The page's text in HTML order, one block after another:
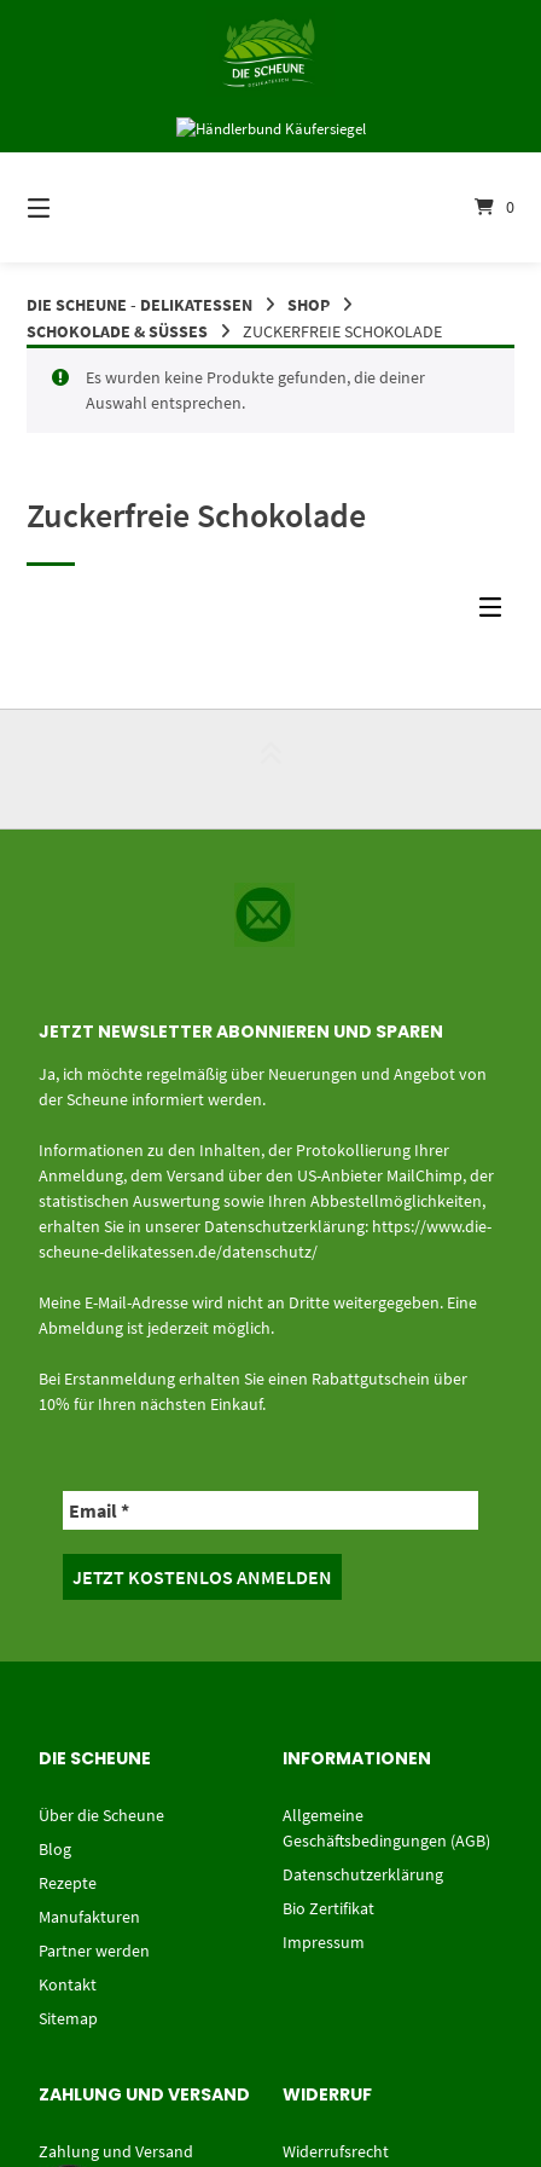
0
DIE SCHEUNE - DELIKATESSEN
SHOP
SCHOKOLADE & SÜSSES
ZUCKERFREIE SCHOKOLADE
Zuckerfreie Schokolade
Es wurden keine Produkte gefunden, die deiner
Auswahl entsprechen.
JETZT NEWSLETTER ABONNIEREN UND SPAREN
Ja, ich möchte regelmäßig über Neuerungen und Angebot von
der Scheune informiert werden.
Informationen zu den Inhalten, der Protokollierung Ihrer
Anmeldung, dem Versand über den US-Anbieter MailChimp, der
statistischen Auswertung sowie Ihren Abbestellmöglichkeiten,
erhalten Sie in unserer Datenschutzerklärung: https://www.die-
scheune-delikatessen.de/datenschutz/
Meine E-Mail-Adresse wird nicht an Dritte weitergegeben. Eine
Abmeldung ist jederzeit möglich.
Bei Erstanmeldung erhalten Sie einen Rabattgutschein über
10% für Ihren nächsten Einkauf.
DIE SCHEUNE
Über die Scheune
Blog
Rezepte
Manufakturen
Partner werden
Kontakt
Sitemap
INFORMATIONEN
Allgemeine
Geschäftsbedingungen (AGB)
Datenschutzerklärung
Bio Zertifikat
Impressum
ZAHLUNG UND VERSAND
Zahlung und Versand
WIDERRUF
Widerrufsrecht